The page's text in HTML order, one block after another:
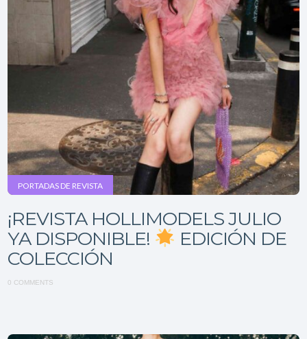
PORTADAS DE REVISTA
¡REVISTA HOLLIMODELS JULIO
YA DISPONIBLE!
EDICIÓN DE
COLECCIÓN
0 COMMENTS